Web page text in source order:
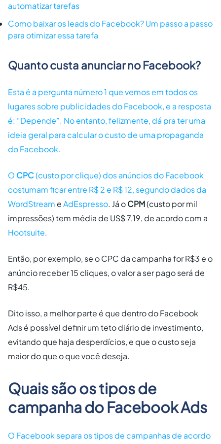
automatizar tarefas
Como baixar os leads do Facebook? Um passo a passo
para otimizar essa tarefa
Quanto custa anunciar no Facebook?
Esta é a pergunta número 1 que vemos em todos os
lugares sobre publicidades do Facebook, e a resposta
é: “Depende”. No entanto, felizmente, dá pra ter uma
ideia geral para calcular o custo de uma propaganda
do Facebook.
O CPC(custo por clique) dos anúncios do Facebook
costumam ficar entre R$ 2 e R$ 12, segundo dados da
WordStream eAdEspresso. Já oCPM(custo por mil
impressões) tem média de US$ 7,19, de acordo com a
Hootsuite.
Então, por exemplo, se o CPC da campanha for R$3 e o
anúncio receber 15 cliques, o valor a ser pago será de
R$45.
Dito isso, a melhor parte é que dentro do Facebook
Ads é possível definir um teto diário de investimento,
evitando que haja desperdícios, e que o custo seja
maior do que o que você deseja.
Quais são os tipos de
campanha do Facebook Ads
O Facebook separa os tipos de campanhas de acordo